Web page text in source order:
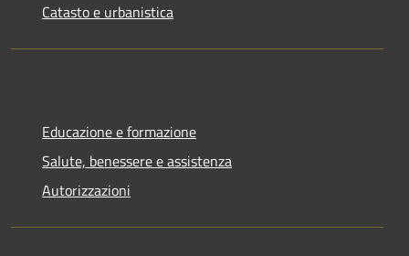
Catasto e urbanistica
Educazione e formazione
Salute, benessere e assistenza
Autorizzazioni